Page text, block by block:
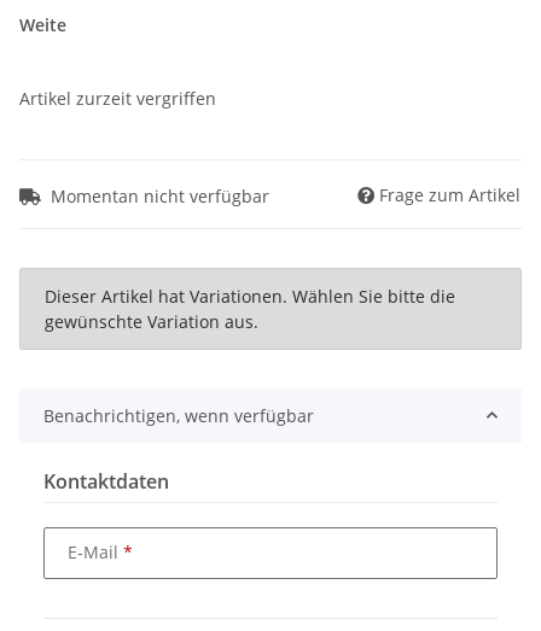
Weite
Artikel zurzeit vergriffen
Momentan nicht verfügbar Frage zum Artikel
x
Dieser Artikel hat Variationen. Wählen Sie bitte die
gewünschte Variation aus.
Benachrichtigen, wenn verfügbar
Kontaktdaten
E-Mail